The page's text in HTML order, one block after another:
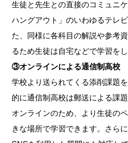
生徒と先生との直接のコミュニ
ハングアウト」のいわゆるテレ
た、同様に各科目の解説や参考
るため生徒は自宅などで学習をし
③オンラインによる通信制高校
学校より送られてくる添削課題
的に通信制高校は郵送による課
オンラインのため、より生徒の
きな場所で学習できます。さら